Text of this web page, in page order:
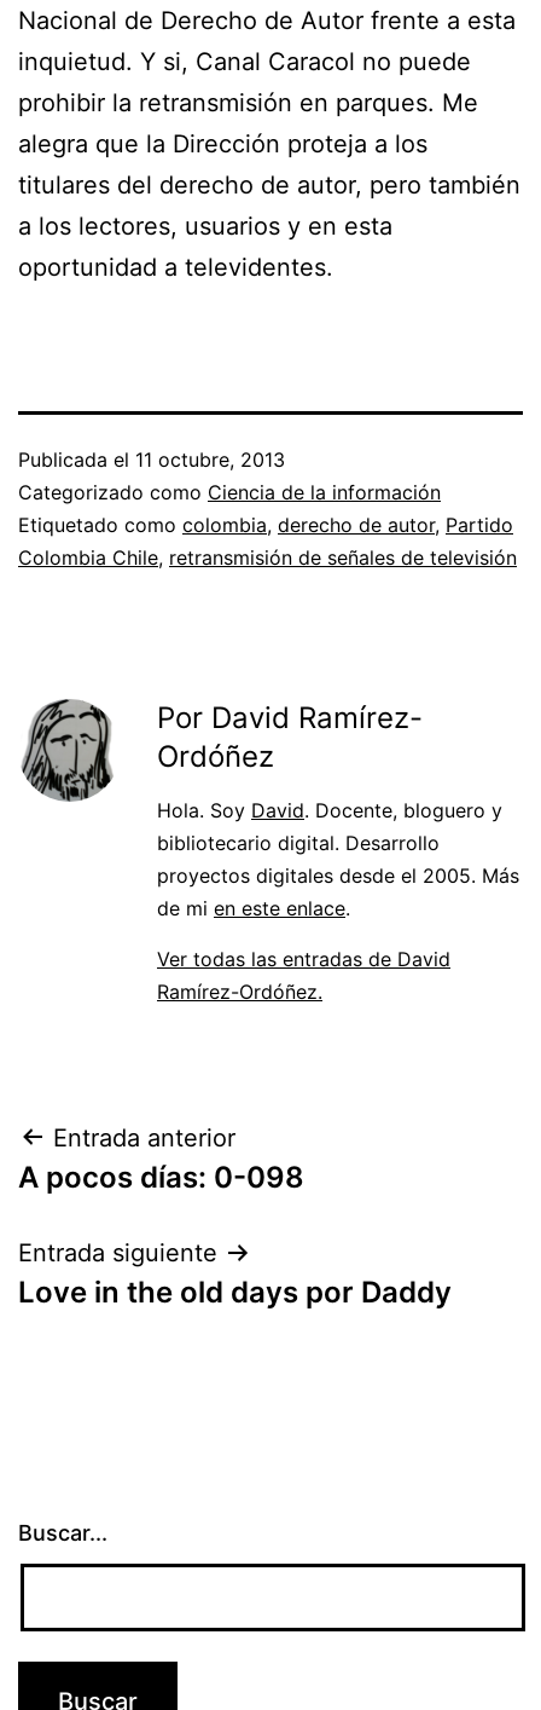
Nacional de Derecho de Autor frente a esta
inquietud. Y si, Canal Caracol no puede
prohibir la retransmisión en parques. Me
alegra que la Dirección proteja a los
titulares del derecho de autor, pero también
a los lectores, usuarios y en esta
oportunidad a televidentes.
Publicada el 11 octubre, 2013
Categorizado como Ciencia de la información
Etiquetado como colombia, derecho de autor, Partido
Colombia Chile, retransmisión de señales de televisión
Por David Ramírez-
Ordóñez
Hola. Soy David. Docente, bloguero y
bibliotecario digital. Desarrollo
proyectos digitales desde el 2005. Más
de mi en este enlace.
Ver todas las entradas de David
Ramírez-Ordóñez.
Navegación
de
entradas
Entrada anterior
A pocos días: 0-098
Entrada siguiente
Love in the old days por Daddy
Buscar...